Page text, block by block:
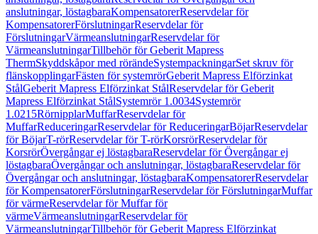
anslutningar, löstagbaraKompensatorerReservdelar för
KompensatorerFörslutningarReservdelar för
FörslutningarVärmeanslutningarReservdelar för
VärmeanslutningarTillbehör för Geberit Mapress
ThermSkyddskåpor med rörändeSystempackningarSet skruv för
flänskopplingarFästen för systemrörGeberit Mapress Elförzinkat
StålGeberit Mapress Elförzinkat StålReservdelar för Geberit
Mapress Elförzinkat StålSystemrör 1.0034Systemrör
1.0215RörnipplarMuffarReservdelar för
MuffarReduceringarReservdelar för ReduceringarBöjarReservdelar
för BöjarT-rörReservdelar för T-rörKorsrörReservdelar för
KorsrörÖvergångar ej löstagbaraReservdelar för Övergångar ej
löstagbaraÖvergångar och anslutningar, löstagbaraReservdelar för
Övergångar och anslutningar, löstagbaraKompensatorerReservdelar
för KompensatorerFörslutningarReservdelar för FörslutningarMuffar
för värmeReservdelar för Muffar för
värmeVärmeanslutningarReservdelar för
VärmeanslutningarTillbehör för Geberit Mapress Elförzinkat